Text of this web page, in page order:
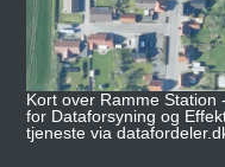
Kort over Ramme Station
for Dataforsyning og
tjeneste via